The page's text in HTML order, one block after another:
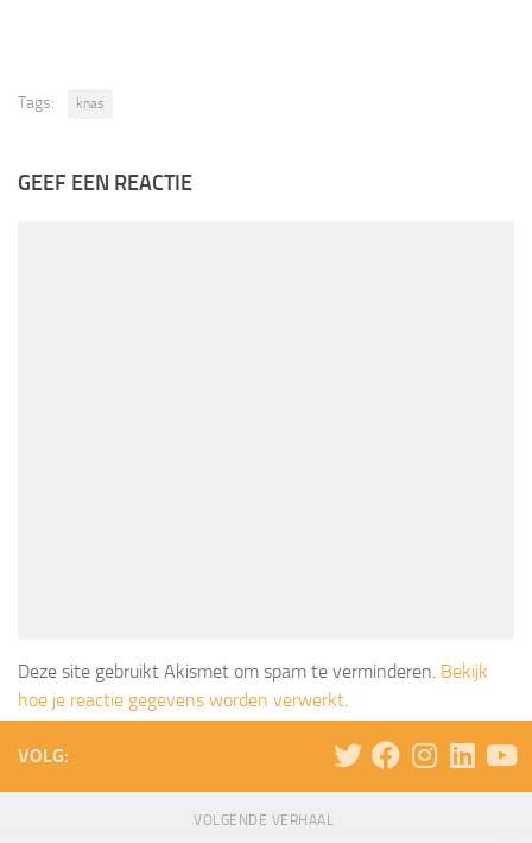
Tags: knas
GEEF EEN REACTIE
Deze site gebruikt Akismet om spam te verminderen. Bekijk
hoe je reactie gegevens worden verwerkt.
VOLG:
VOLGENDE VERHAAL